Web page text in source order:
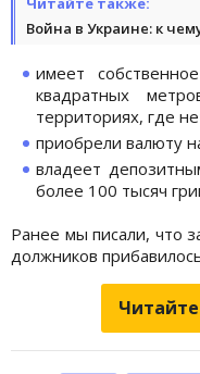
Война в Украине: к
имеет
квадратных
территориях, где
приобрели валюту
владеет
более 100 тысяч
Ранее мы писали, что
должников